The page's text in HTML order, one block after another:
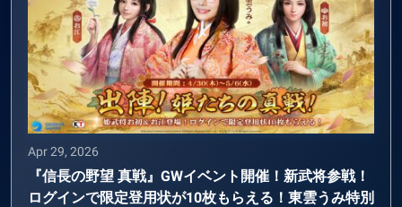
Apr 29, 2026
『信長の野望 真戦』GWイベント開催！新武将参戦！
ログインで限定登用状が10枚もらえる！東雲うみ特別